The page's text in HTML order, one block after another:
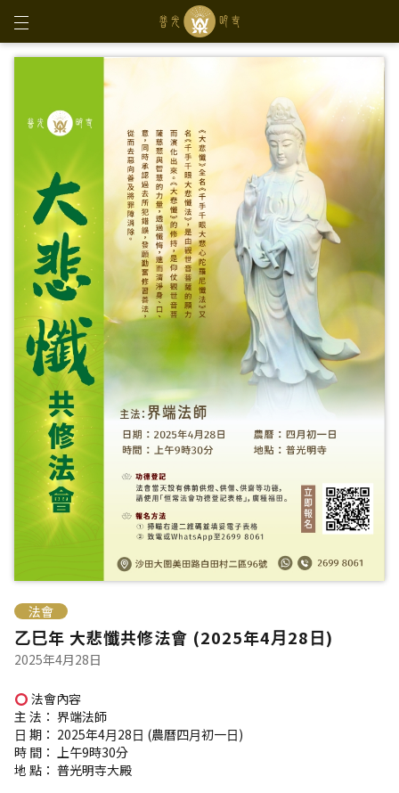
法會
⼄⺒年 ⼤悲懺共修法會 (2025年4⽉28⽇)
2025年4月28日
法會內容
主 法： 界端法師
⽇ 期： 2025年4⽉28⽇ (農曆四⽉初⼀⽇)
時 間： 上午9時30分
地 點： 普光明寺⼤殿